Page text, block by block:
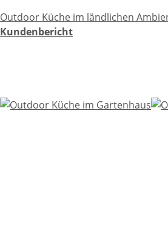
Outdoor Küche im ländlichen
Kundenbericht